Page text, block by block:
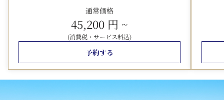
・駐車場を無料でご利用いただけます（公式サイトからの
ご予約のみの特典）
◎ブラッスリー ベルデマール：沖縄食材も豊富に使用し
た洋食バイキング
通常価格
45,200 円 ~
(消費税・サービス料込)
予約する